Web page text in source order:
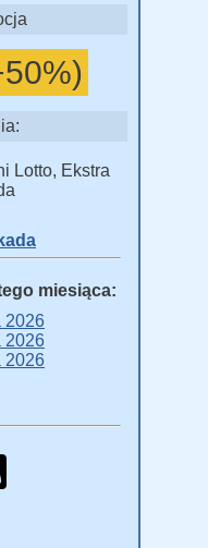
Lotto, Ekstra
miesiąca:
2026
2026
2026